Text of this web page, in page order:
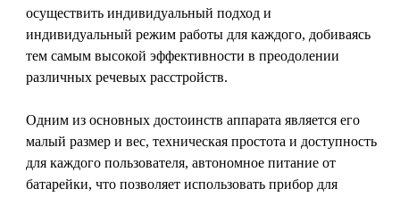
осуществить индивидуальный подход и
индивидуальный режим работы для каждого, добиваясь
тем самым высокой эффективности в преодолении
различных речевых расстройств.
Одним из основных достоинств аппарата является его
малый размер и вес, техническая простота и доступность
для каждого пользователя, автономное питание от
батарейки, что позволяет использовать прибор для